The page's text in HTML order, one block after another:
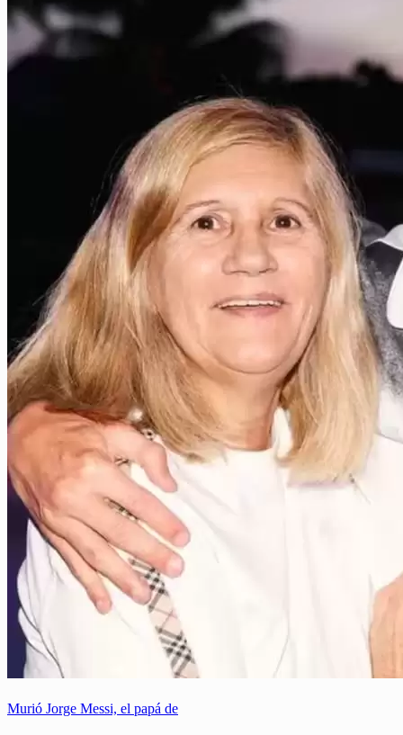
Murió Jorge Messi, el papá de